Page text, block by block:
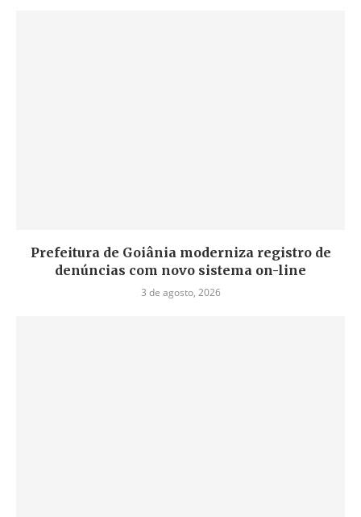
Prefeitura de Goiânia moderniza registro de
denúncias com novo sistema on-line
3 de agosto, 2026